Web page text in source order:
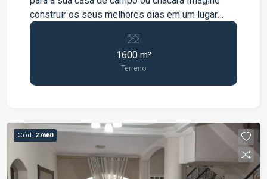
construir os seus melhores dias em um lugar
onde a natureza e a segurança caminham juntas.
O Condomínio Vale dos Lagos oferece a
tranquilidade do campo com o conforto da
bem-estar: Segurança total: Duas portarias 24h e
ambiental, diversas nascentes e 2 lagos com
pesca livre. Lazer e esportes: Pista de
caminhada ao redor dos lagos, academia ao ar
livre, campo de futebol, quadra de areia e vários
1600 m²
Terreno
Cód. 27660